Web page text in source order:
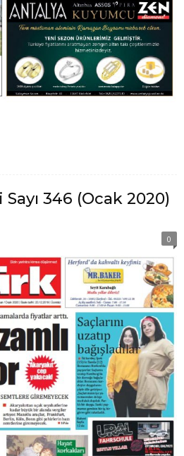
346 (Ocak 2020)
0